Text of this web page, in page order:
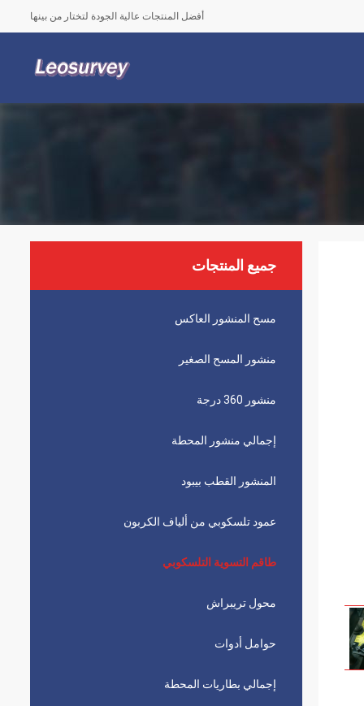
أفضل المنتجات عالية الجودة لتختار من بينها
جميع المنتجات
مسح المنشور العاكس
منشور المسح الصغير
منشور 360 درجة
إجمالي منشور المحطة
المنشور القطب بيبود
عمود تلسكوبي من ألياف الكربون
طاقم التسوية التلسكوبي
محول تريبراش
حوامل أدوات
إجمالي بطاريات المحطة